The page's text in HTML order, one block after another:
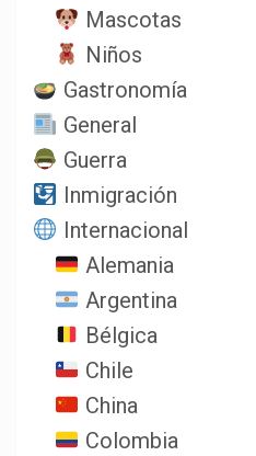
Mascotas
Niños
Gastronomía
General
Guerra
Inmigración
Internacional
Alemania
Argentina
Bélgica
Chile
China
Colombia